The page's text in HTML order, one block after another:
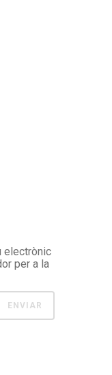
electrònic
per a la